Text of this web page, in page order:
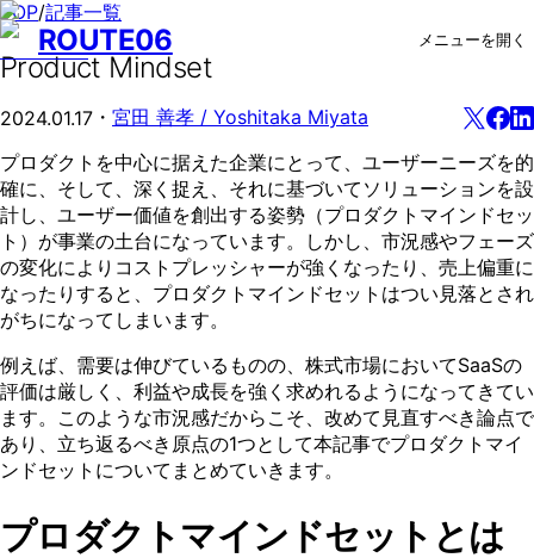
ROUTE06 メニューを開く
TOP/記事一覧
Product Mindset
2024.01.17 ・ 宮田 善孝 / Yoshitaka Miyata
プロダクトを中心に据えた企業にとって、ユーザーニーズを的
確に、そして、深く捉え、それに基づいてソリューションを設
計し、ユーザー価値を創出する姿勢（プロダクトマインドセッ
ト）が事業の土台になっています。しかし、市況感やフェーズ
の変化によりコストプレッシャーが強くなったり、売上偏重に
なったりすると、プロダクトマインドセットはつい見落とされ
がちになってしまいます。
例えば、需要は伸びているものの、株式市場においてSaaSの
評価は厳しく、利益や成長を強く求めれるようになってきてい
ます。このような市況感だからこそ、改めて見直すべき論点で
あり、立ち返るべき原点の1つとして本記事でプロダクトマイ
ンドセットについてまとめていきます。
プロダクトマインドセットとは